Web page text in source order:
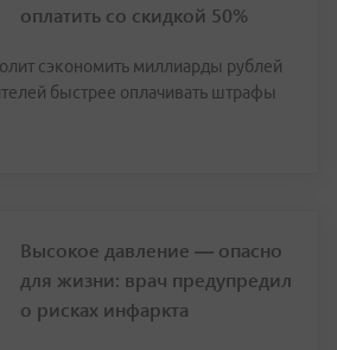
оплатить со скидкой 50%
сэкономить миллиарды рублей
быстрее оплачивать штрафы
Высокое давление — опасно
для жизни: врач предупредил
о рисках инфаркта